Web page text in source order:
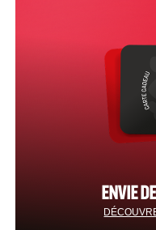
ENVIE